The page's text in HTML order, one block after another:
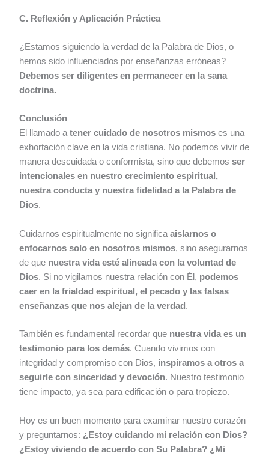
C. Reflexión y Aplicación Práctica
¿Estamos siguiendo la verdad de la Palabra de Dios, o
hemos sido influenciados por enseñanzas erróneas?
Debemos ser diligentes en permanecer en la sana
doctrina.
Conclusión
El llamado atener cuidado de nosotros mismos es una
exhortación clave en la vida cristiana. No podemos vivir de
manera descuidada o conformista, sino que debemosser
intencionales en nuestro crecimiento espiritual,
nuestra conducta y nuestra fidelidad a la Palabra de
Dios.
Cuidarnos espiritualmente no significaaislarnos o
enfocarnos solo en nosotros mismos, sino asegurarnos
de que nuestra vida esté alineada con la voluntad de
Dios. Si no vigilamos nuestra relación con Él, podemos
caer en la frialdad espiritual, el pecado y las falsas
enseñanzas que nos alejan de la verdad .
También es fundamental recordar que nuestra vida es un
testimonio para los demás. Cuando vivimos con
integridad y compromiso con Dios, inspiramos a otros a
seguirle con sinceridad y devoción. Nuestro testimonio
tiene impacto, ya sea para edificación o para tropiezo.
Hoy es un buen momento para examinar nuestro corazón
y preguntarnos: ¿Estoy cuidando mi relación con Dios?
¿Estoy viviendo de acuerdo con Su Palabra? ¿Mi